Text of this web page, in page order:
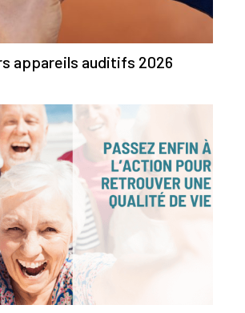
appareils auditifs 2026